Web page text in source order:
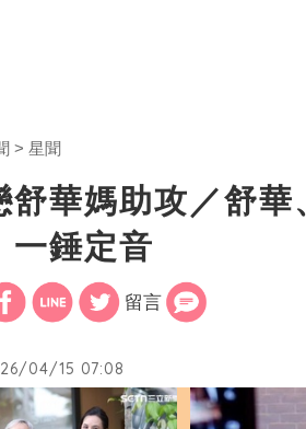
星聞
舒華媽助攻／舒
一錘定音
留言
04/15 07:08